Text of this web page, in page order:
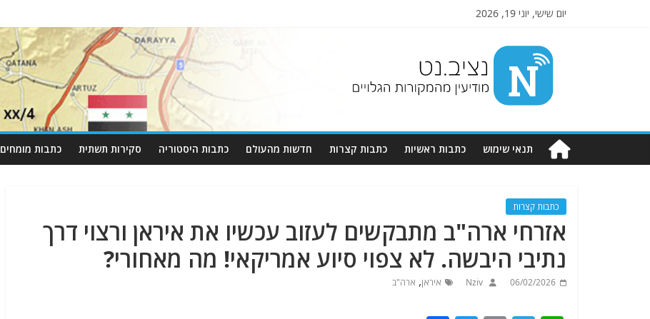
יום שישי, יוני 19, 2026
Nziv.net
מודיעין
מהמקורות
תנאי שימוש כתבות ראשיות כתבות קצרות חדשות מהעולם כתבות היסטוריה סקירות תשתית כתבות מומחים
כתבות קצרות
אזרחי ארה"ב מתבקשים לעזוב עכשיו את איראן ורצוי דרך
נתיבי היבשה. לא צפוי סיוע אמריקאי! מה מאחורי?
06/02/2026
Nziv איראן, ארה"ב